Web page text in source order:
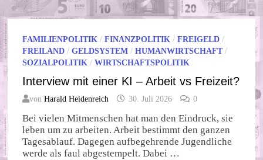
FAMILIENPOLITIK /FINANZPOLITIK /FREIGELD /
FREILAND /GELDSYSTEM /HUMANWIRTSCHAFT/
SOZIALPOLITIK /WIRTSCHAFTSPOLITIK
Interview mit einer KI – Arbeit vs Freizeit?
vonHarald Heidenreich 30. Juli 2026 0
Bei vielen Mitmenschen hat man den Eindruck, sie
leben um zu arbeiten. Arbeit bestimmt den ganzen
Tagesablauf. Dagegen aufbegehrende Jugendliche
werde als faul abgestempelt. Dabei …